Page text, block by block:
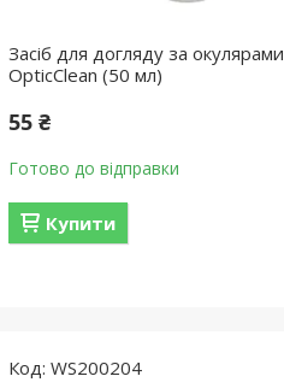
Засіб для догляду за окулярами
OpticClean (50 мл)
55 ₴
Готово до відправки
Купити
WS200204